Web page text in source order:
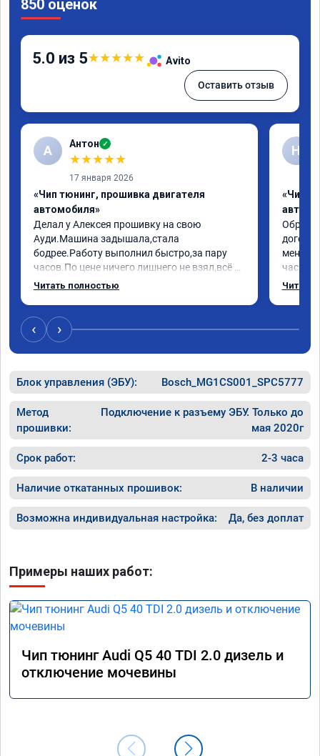
850 оценок
5.0 из 5★★★★★ Avito
Оставить отзыв
А Антон ✓
★★★★★
17 января 2026
«Чип тюнинг, прошивка двигателя
автомобиля»
Делал у Алексея прошивку на свою
Ауди.Машина задышала,стала
бодрее.Работу выполнил быстро,за пару
часов.По цене ничего лишнего не взял,всё
как договаривались заранее.После работы
случае поломки авто.Однозначно
рекомендую Алексея как грамотного
специалиста!
Читать полностью
Н
«Чип
меня
час
Арман
Читать
‹ ›
Блок управления (ЭБУ): Bosch_MG1CS001_SPC5777
Метод
прошивки:
Подключение к разъему ЭБУ. Только до
мая 2020г
Срок работ: 2-3 часа
Наличие откатанных прошивок: В наличии
Возможна индивидуальная настройка: Да, без доплат
Примеры наших работ:
Чип тюнинг Audi Q5 40 TDI 2.0 дизель и
отключение мочевины